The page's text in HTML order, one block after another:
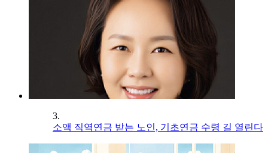
3.
소액 직역연금 받는 노인, 기초연금 수령 길 열린다